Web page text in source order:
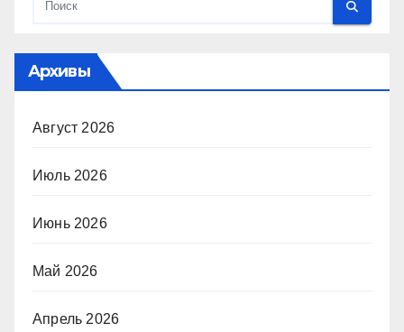
Архивы
Август 2026
Июль 2026
Июнь 2026
Май 2026
Апрель 2026